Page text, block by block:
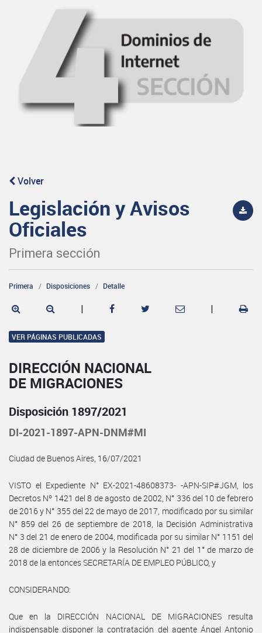
Volver
Legislación y Avisos
Oficiales
Primera sección
Primera Disposiciones Detalle
| |
VER PÁGINAS PUBLICADAS
DIRECCIÓN NACIONAL
DE MIGRACIONES
Disposición 1897/2021
DI-2021-1897-APN-DNM#MI
Ciudad de Buenos Aires, 16/07/2021
VISTO el Expediente N° EX-2021-48608373- -APN-SIP#JGM, los
Decretos Nº 1421 del 8 de agosto de 2002, N° 336 del 10 de febrero
de 2016 y N° 355 del 22 de mayo de 2017, modificado por su similar
N° 859 del 26 de septiembre de 2018, la Decisión Administrativa
N° 3 del 21 de enero de 2004, modificada por su similar N° 1151 del
28 de diciembre de 2006 y la Resolución N° 21 del 1° de marzo de
2018 de la entonces SECRETARÍA DE EMPLEO PÚBLICO, y
CONSIDERANDO:
Que en la DIRECCIÓN NACIONAL DE MIGRACIONES resulta
indispensable disponer la contratación del agente Ángel Antonio